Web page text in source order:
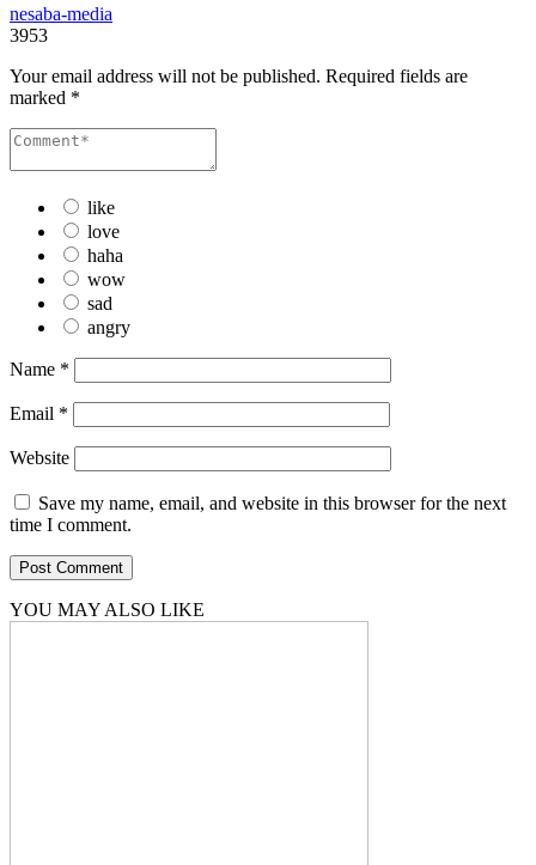
nesaba-media
3953
Your email address will not be published. Required fields are
marked *
like
love
haha
wow
sad
angry
Name *
Email *
Website
Save my name, email, and website in this browser for the next
time I comment.
YOU MAY ALSO LIKE